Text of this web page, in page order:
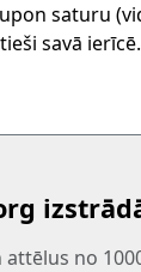
saturu
savā ierīcē.
attēlus no